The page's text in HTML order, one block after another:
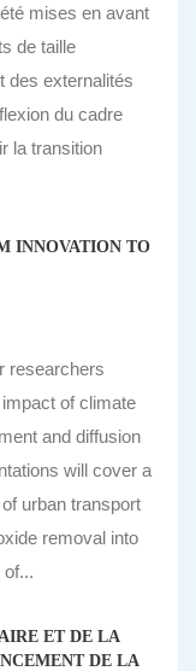
mises en avant
de taille
des externalités
du cadre
la transition
INNOVATION TO
researchers
of climate
and diffusion
will cover a
urban transport
removal into
ET DE LA
DE LA